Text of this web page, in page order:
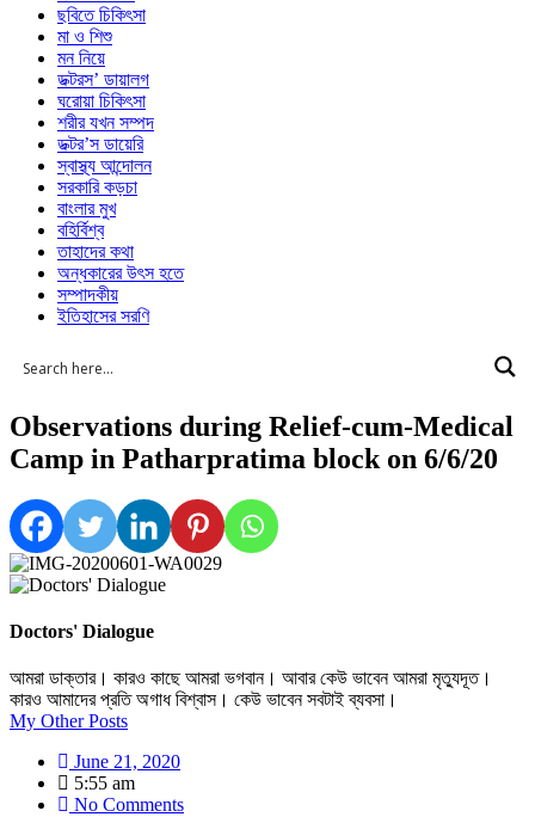
ছবিতে চিকিৎসা
মা ও শিশু
মন নিয়ে
ডক্টরস’ ডায়ালগ
ঘরোয়া চিকিৎসা
শরীর যখন সম্পদ
ডক্টর’স ডায়েরি
স্বাস্থ্য আন্দোলন
সরকারি কড়চা
বাংলার মুখ
বহির্বিশ্ব
তাহাদের কথা
অন্ধকারের উৎস হতে
সম্পাদকীয়
ইতিহাসের সরণি
Observations during Relief-cum-Medical
Camp in Patharpratima block on 6/6/20
Doctors' Dialogue
আমরা ডাক্তার। কারও কাছে আমরা ভগবান। আবার কেউ ভাবেন আমরা মৃত্যুদূত।
কারও আমাদের প্রতি অগাধ বিশ্বাস। কেউ ভাবেন সবটাই ব্যবসা।
My Other Posts
June 21, 2020
5:55 am
No Comments